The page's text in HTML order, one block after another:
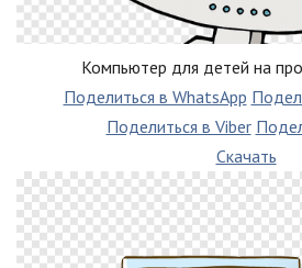
Компьютер для детей на
Поделиться в WhatsApp
Поделиться в Viber
Скачать